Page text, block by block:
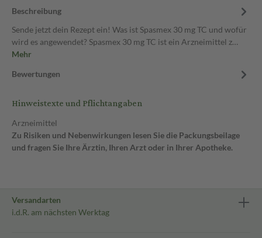
Beschreibung
Sende jetzt dein Rezept ein! Was ist Spasmex 30 mg TC und wofür
wird es angewendet? Spasmex 30 mg TC ist ein Arzneimittel z…
Mehr
Bewertungen
Hinweistexte und Pflichtangaben
Arzneimittel
Zu Risiken und Nebenwirkungen lesen Sie die Packungsbeilage
und fragen Sie Ihre Ärztin, Ihren Arzt oder in Ihrer Apotheke.
Versandarten
i.d.R. am nächsten Werktag